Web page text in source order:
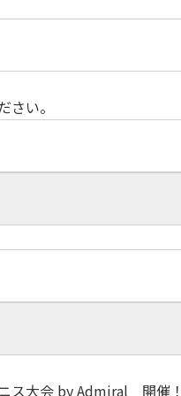
い。
ス大会 by Admiral 開催